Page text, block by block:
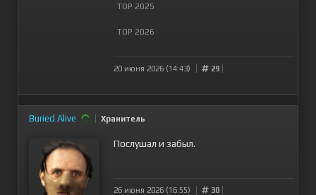
TOP 2025
TOP 2026
20 июня 2026 (14:43) 29
Buried Alive Хранитель
Послушал и забыл.
26 июня 2026 (16:55) 30